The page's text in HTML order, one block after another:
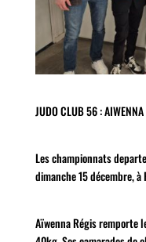
JUDO CLUB 56 :
Les championnats
dimanche 15 décembre, à
Aïwenna Régis remporte